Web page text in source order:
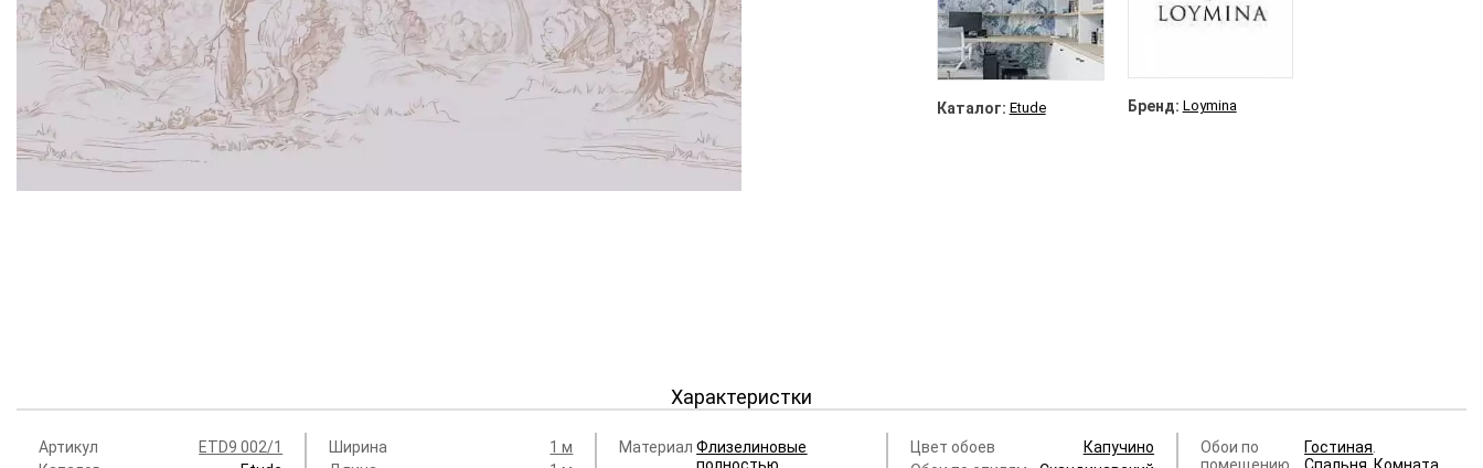
Каталог: Etude Бренд: Loymina
Характеристки
Артикул
ETD9 002/1
Ширина
1 м
Материал Флизелиновые
Цвет обоев
Капучино
Обои по
Гостиная.